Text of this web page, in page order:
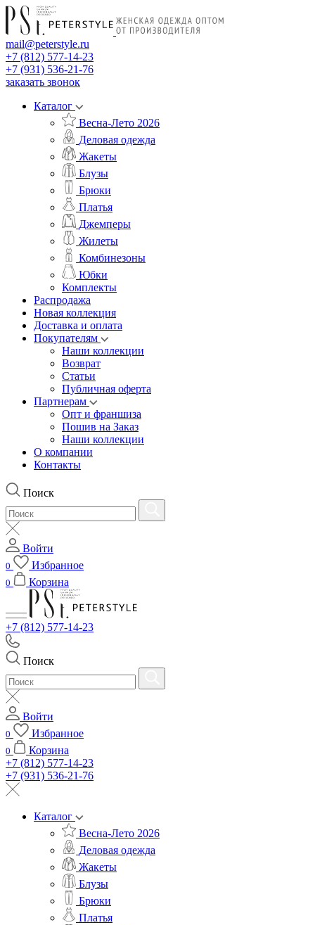
mail@peterstyle.ru
+7 (812) 577-14-23
+7 (931) 536-21-76
заказать звонок
Каталог
Весна-Лето 2026
Деловая одежда
Жакеты
Блузы
Брюки
Платья
Джемперы
Жилеты
Комбинезоны
Юбки
Комплекты
Распродажа
Новая коллекция
Доставка и оплата
Покупателям
Наши коллекции
Возврат
Статьи
Публичная оферта
Партнерам
Опт и франшиза
Пошив на Заказ
Наши коллекции
О компании
Контакты
Поиск
Войти
0 Избранное
0 Корзина
+7 (812) 577-14-23
Поиск
Войти
0 Избранное
0
Корзина
+7 (812) 577-14-23
+7 (931) 536-21-76
Каталог
Весна-Лето 2026
Деловая одежда
Жакеты
Блузы
Брюки
Платья